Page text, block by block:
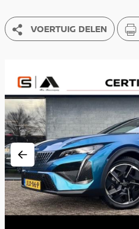
VOERTUIG DELEN